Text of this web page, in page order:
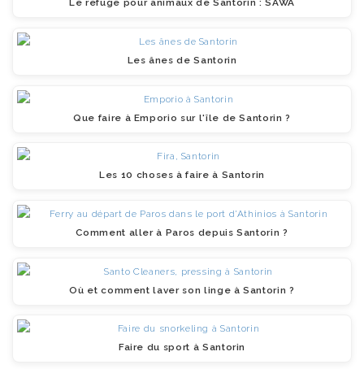
Le refuge pour animaux de Santorin : SAWA
Les ânes de Santorin
Que faire à Emporio sur l'île de Santorin ?
Les 10 choses à faire à Santorin
Comment aller à Paros depuis Santorin ?
Où et comment laver son linge à Santorin ?
Faire du sport à Santorin